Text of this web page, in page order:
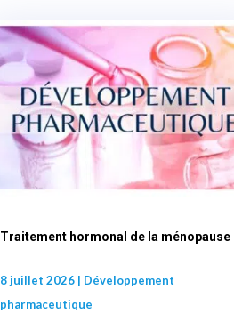
Traitement hormonal de la ménopause
8 juillet 2026 | Développement
pharmaceutique